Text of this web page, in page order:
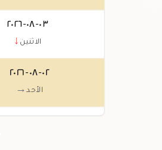
٠٣-٠٨-٢٠٢٦
الاثنين ↓
٠٢-٠٨-٢٠٢٦
الأحد→